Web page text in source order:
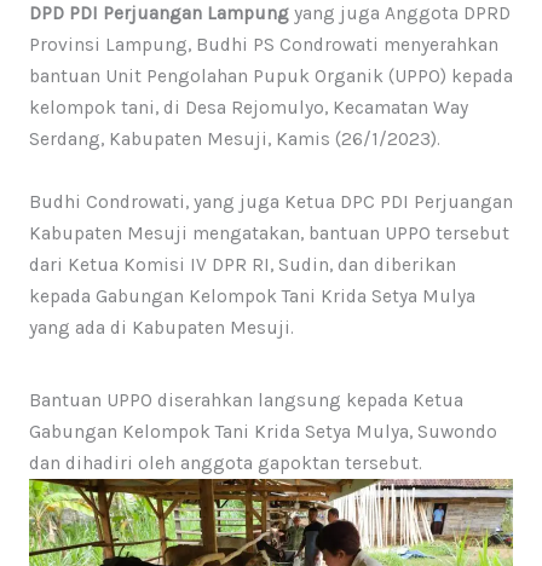
DPD PDI Perjuangan Lampungyang juga Anggota DPRD
Provinsi Lampung, Budhi PS Condrowati menyerahkan
bantuan Unit Pengolahan Pupuk Organik (UPPO) kepada
kelompok tani, di Desa Rejomulyo, Kecamatan Way
Serdang, Kabupaten Mesuji, Kamis (26/1/2023).
Budhi Condrowati, yang juga Ketua DPC PDI Perjuangan
Kabupaten Mesuji mengatakan, bantuan UPPO tersebut
dari Ketua Komisi IV DPR RI, Sudin, dan diberikan
kepada Gabungan Kelompok Tani Krida Setya Mulya
yang ada di Kabupaten Mesuji.
Bantuan UPPO diserahkan langsung kepada Ketua
Gabungan Kelompok Tani Krida Setya Mulya, Suwondo
dan dihadiri oleh anggota gapoktan tersebut.